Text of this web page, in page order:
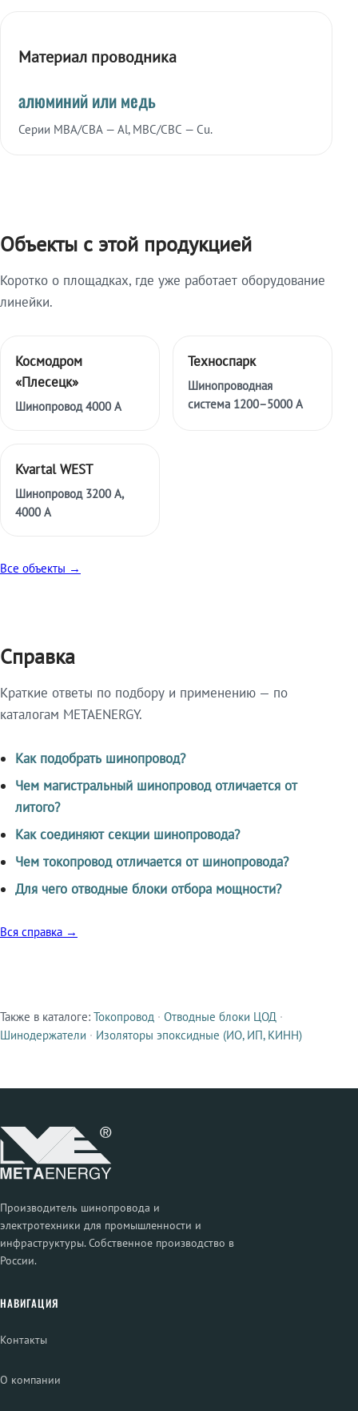
Материал проводника
алюминий или медь
Серии МВА/СВА — Al, МВС/СВС — Cu.
Объекты с этой продукцией
Коротко о площадках, где уже работает оборудование
линейки.
Космодром
«Плесецк»
Шинопровод 4000 А
Техноспарк
Шинопроводная
система 1200–5000 А
Kvartal WEST
Шинопровод 3200 А,
4000 А
Все объекты →
Справка
Краткие ответы по подбору и применению — по
каталогам METAENERGY.
Как подобрать шинопровод?
Чем магистральный шинопровод отличается от
литого?
Как соединяют секции шинопровода?
Чем токопровод отличается от шинопровода?
Для чего отводные блоки отбора мощности?
Вся справка →
Смежные продукты
Также в каталоге: Токопровод · Отводные блоки ЦОД ·
Шинодержатели · Изоляторы эпоксидные (ИО, ИП, КИНН)
Производитель шинопровода и
электротехники для промышленности и
инфраструктуры. Собственное производство в
России.
НАВИГАЦИЯ
Контакты
О компании